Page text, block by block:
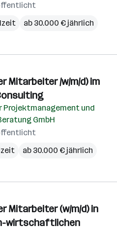
ab 30.000 € jährlich
Mitarbeiter /w/m/d) im
Projektmanagement und
GmbH
ab 30.000 € jährlich
Mitarbeiter (w/m/d) in
wirtschaftlichen